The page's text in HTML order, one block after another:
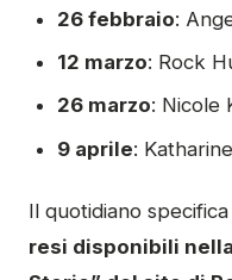
26 febbraio:
12 marzo: Rock
26 marzo: Nicole
9 aprile:
Il quotidiano
resi disponibili